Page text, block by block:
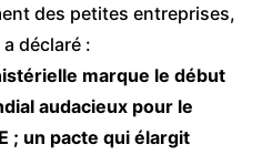
des petites entreprises,
a déclaré :
marque le début
audacieux pour le
; un pacte qui élargit